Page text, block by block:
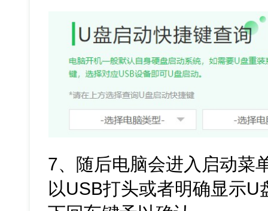
7、随后电脑会进入启动菜
以USB打头或者明确显示